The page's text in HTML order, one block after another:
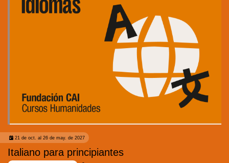
21 de oct. al 26 de may. de 2027
Italiano para principiantes